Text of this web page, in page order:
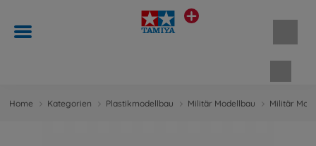
Home Kategorien Plastikmodellbau Militär Modellbau Militär